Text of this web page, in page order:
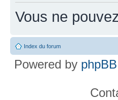
Vous ne
Index du forum
Powered by phpBB